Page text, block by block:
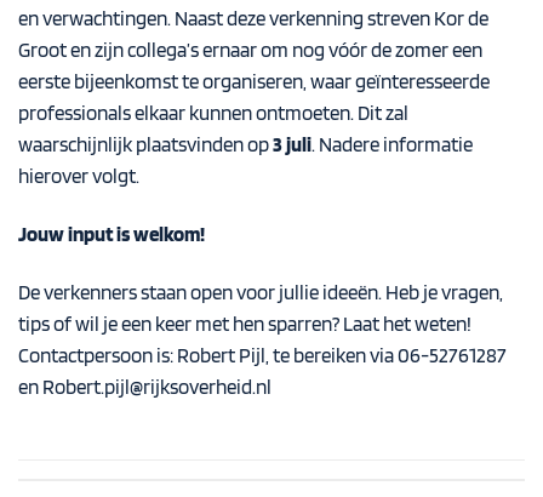
en verwachtingen. Naast deze verkenning streven Kor de
Groot en zijn collega’s ernaar om nog vóór de zomer een
eerste bijeenkomst te organiseren, waar geïnteresseerde
professionals elkaar kunnen ontmoeten. Dit zal
waarschijnlijk plaatsvinden op3 juli. Nadere informatie
hierover volgt.
Jouw input is welkom!
De verkenners staan open voor jullie ideeën. Heb je vragen,
tips of wil je een keer met hen sparren? Laat het weten!
Contactpersoon is: Robert Pijl, te bereiken via 06-52761287
en Robert.pijl@rijksoverheid.nl